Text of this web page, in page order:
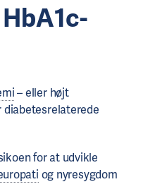
– eller højt
for at udvikle
og nyresygdom